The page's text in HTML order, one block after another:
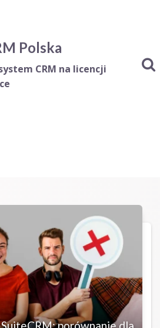
Polska
CRM na licencji
porównanie dla